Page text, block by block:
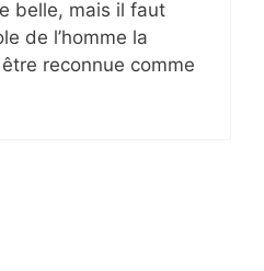
belle, mais il faut
de l’homme la
reconnue comme